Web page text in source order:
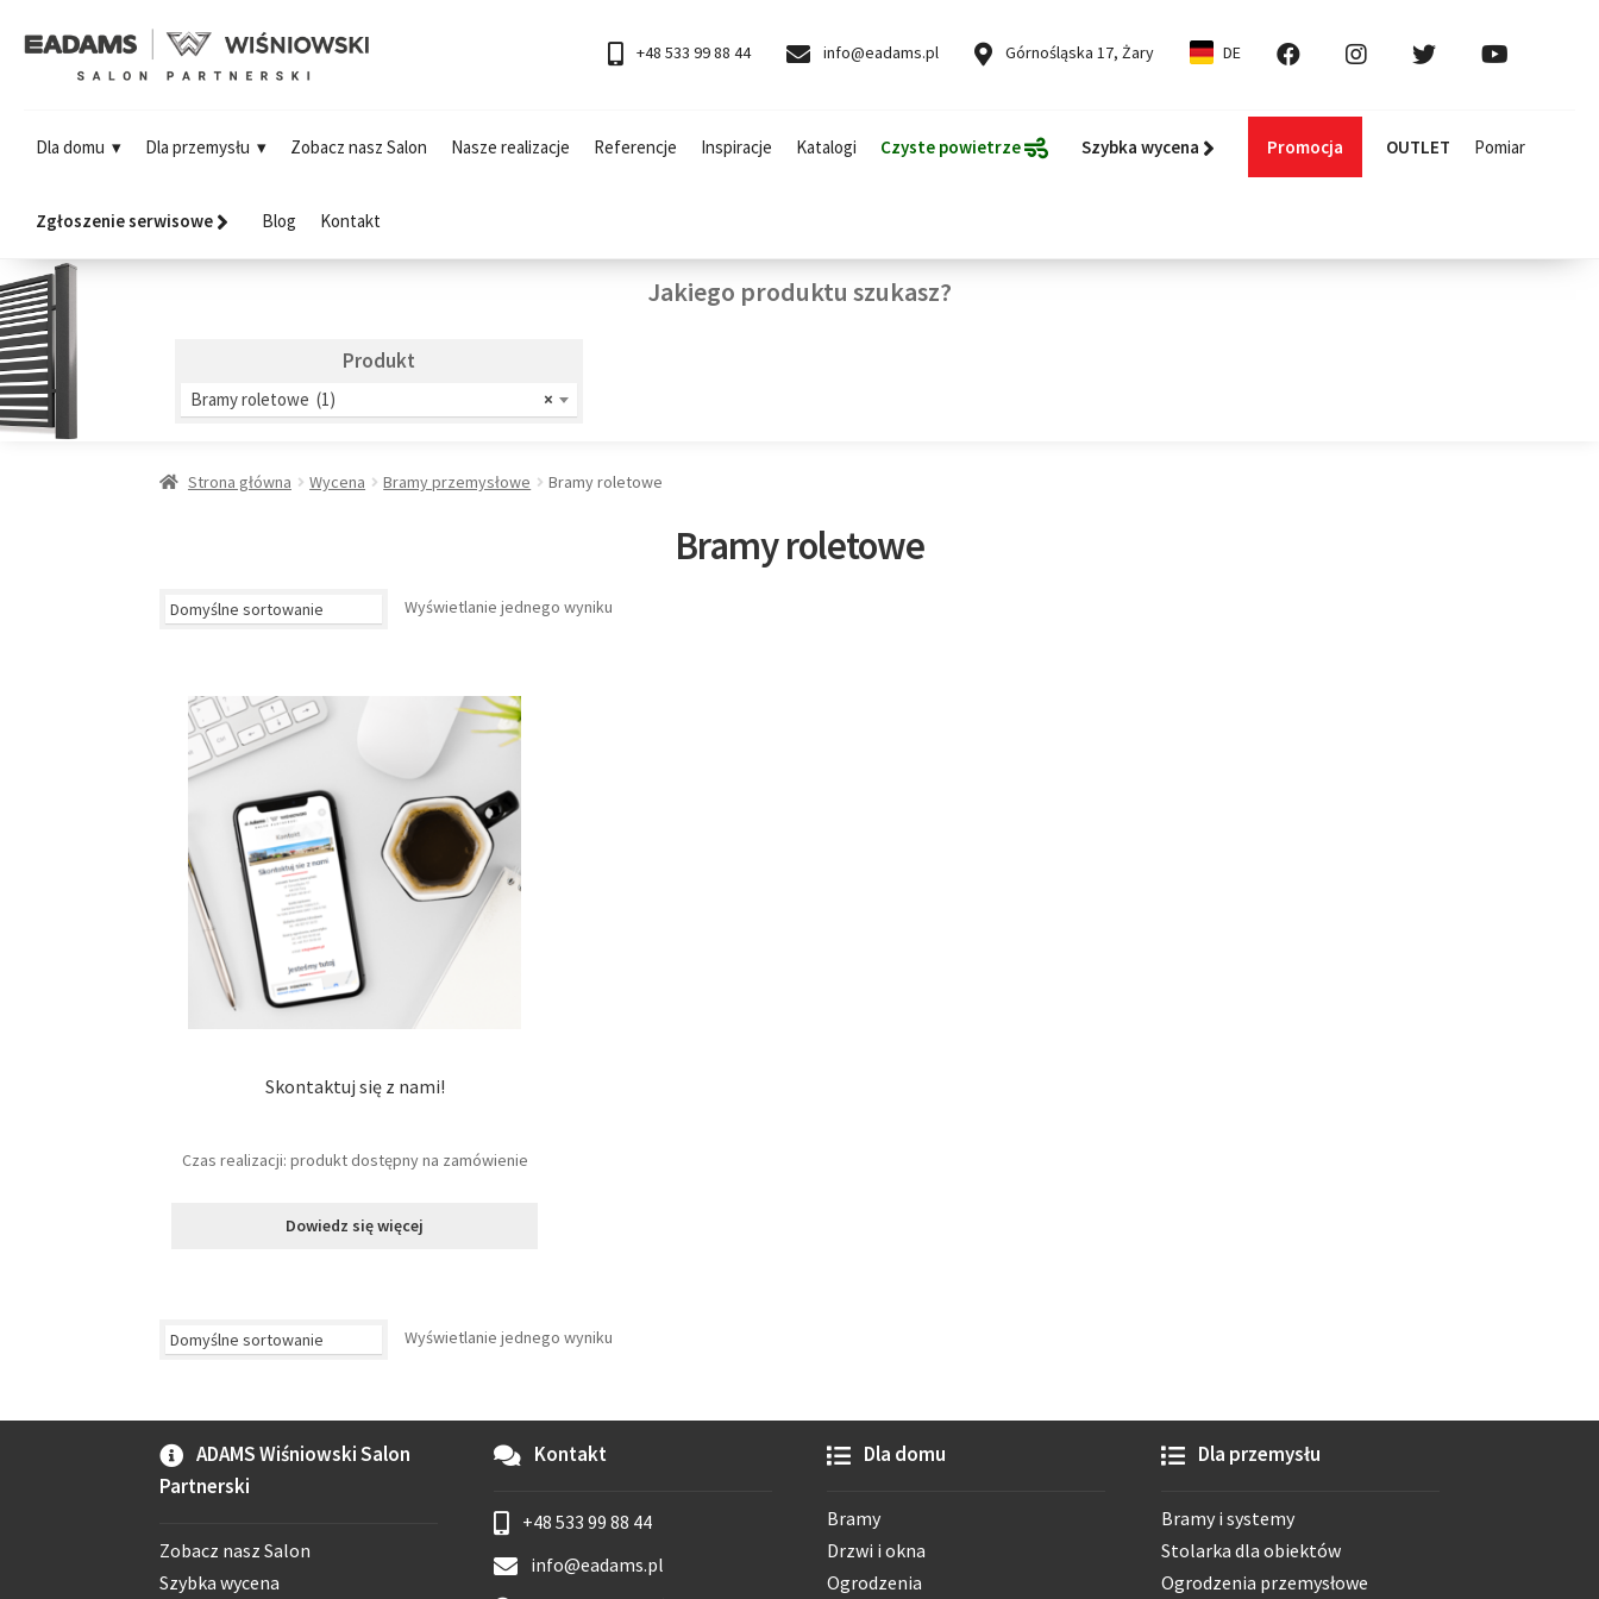
+48 533 99 88 44 info@eadams.pl Górnośląska 17, Żary DE
Dla domu Dla przemysłu Zobacz nasz Salon Nasze realizacje Referencje Inspiracje Katalogi Czyste powietrze Szybka wycena Promocja OUTLET Pomiar
Zgłoszenie serwisowe Blog Kontakt
Jakiego produktu szukasz?
Produkt
×
Bramy roletowe (1)
Strona główna Wycena Bramy przemysłowe Bramy roletowe
Bramy roletowe
Wyświetlanie jednego wyniku
Skontaktuj się z nami!
Czas realizacji: produkt dostępny na zamówienie
Dowiedz się więcej
Wyświetlanie jednego wyniku
ADAMS Wiśniowski Salon
Partnerski
Zobacz nasz Salon
Szybka wycena
Kontakt
+48 533 99 88 44
info@eadams.pl
Dla domu
Bramy
Drzwi i okna
Ogrodzenia
Dla przemysłu
Bramy i systemy
Stolarka dla obiektów
Ogrodzenia przemysłowe